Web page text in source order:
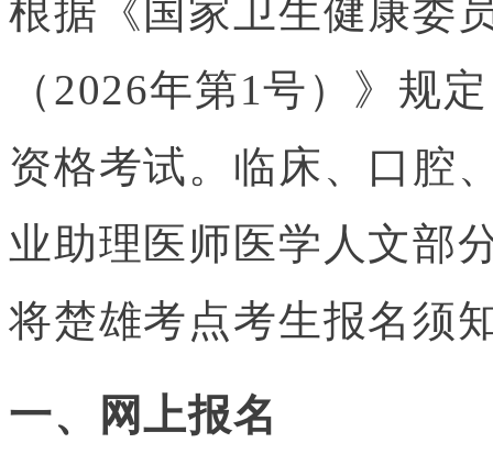
根据《国家卫生健康委
（2026年第1号）》规
资格考试。临床、口腔
业助理医师医学人文部
将楚雄考点考生报名须
一、网上报名